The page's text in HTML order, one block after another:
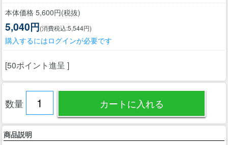
本体価格 5,600円(税抜)
5,040円(消費税込:5,544円)
購入するにはログインが必要です
[50ポイント進呈 ]
数量
商品説明